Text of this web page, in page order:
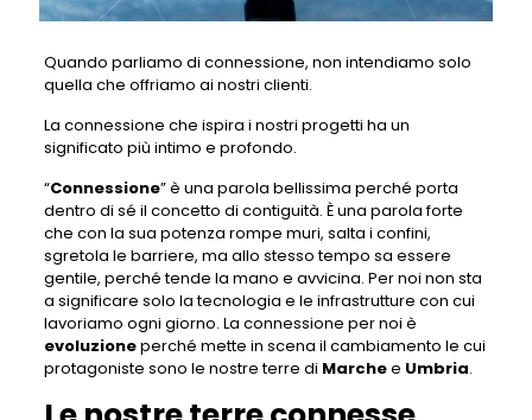
Quando parliamo di connessione, non intendiamo solo
quella che offriamo ai nostri clienti.
La connessione che ispira i nostri progetti ha un
significato più intimo e profondo.
“Connessione” è una parola bellissima perché porta
dentro di sé il concetto di contiguità. È una parola forte
che con la sua potenza rompe muri, salta i confini,
sgretola le barriere, ma allo stesso tempo sa essere
gentile, perché tende la mano e avvicina. Per noi non sta
a significare solo la tecnologia e le infrastrutture con cui
lavoriamo ogni giorno. La connessione per noi è
evoluzioneperché mette in scena il cambiamento le cui
protagoniste sono le nostre terre di Marchee Umbria.